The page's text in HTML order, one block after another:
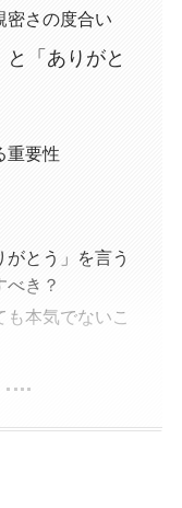
密さの度合い
「ありがと
重要性
とう」を言う
べき？
本気でないこ